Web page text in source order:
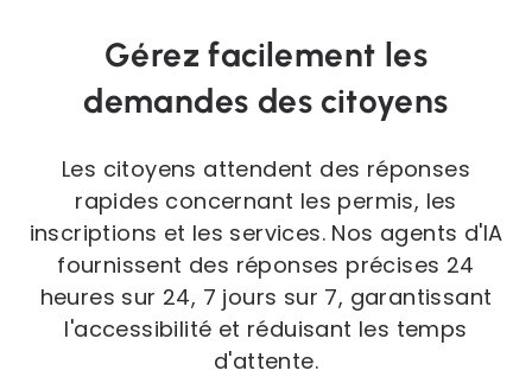
Gérez facilement les
demandes des citoyens
Les citoyens attendent des réponses
rapides concernant les permis, les
inscriptions et les services. Nos agents d'IA
fournissent des réponses précises 24
heures sur 24, 7 jours sur 7, garantissant
l'accessibilité et réduisant les temps
d'attente.